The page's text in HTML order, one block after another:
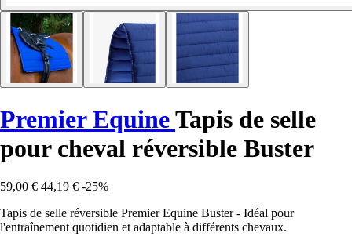
Premier EquineTapis de selle
pour cheval réversible Buster
59,00 € 44,19 € -25%
Tapis de selle réversible Premier Equine Buster - Idéal pour
l'entraînement quotidien et adaptable à différents chevaux.